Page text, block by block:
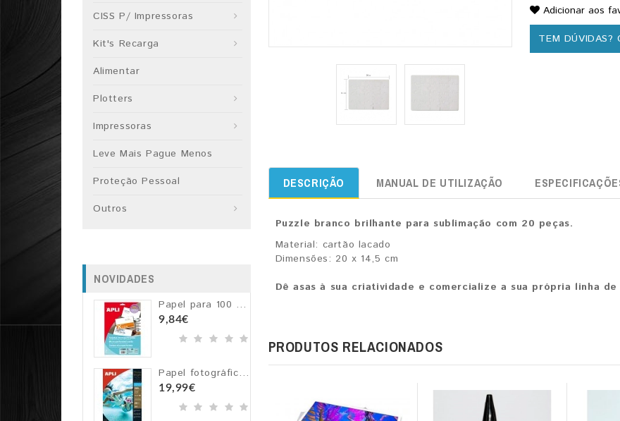
CISS P/ Impressoras
Kit's Recarga
Alimentar
Plotters
Impressoras
Leve Mais Pague Menos
Proteção Pessoal
Outros
NOVIDADES
Papel para 100 Cartões de Visita - A4 200g/m2 - APLI
9,84€
Papel fotográfico impermeável Apli Photobright A4 265g - 20 folhas
19,99€
Adicionar aos
TEM DÚVIDAS?
DESCRIÇÃO MANUAL DE UTILIZAÇÃO
Puzzle branco brilhante para sublimação com 20 peças.
Material: cartão lacado
Dimensões: 20 x 14,5 cm
Dê asas à sua criatividade e comercialize a sua própria linha
PRODUTOS RELACIONADOS